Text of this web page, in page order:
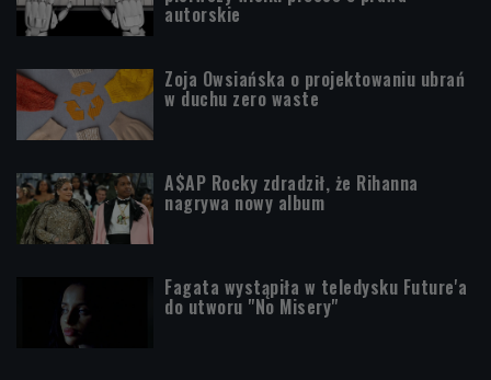
autorskie
Zoja Owsiańska o projektowaniu ubrań
w duchu zero waste
A$AP Rocky zdradził, że Rihanna
nagrywa nowy album
Fagata wystąpiła w teledysku Future'a
do utworu "No Misery"